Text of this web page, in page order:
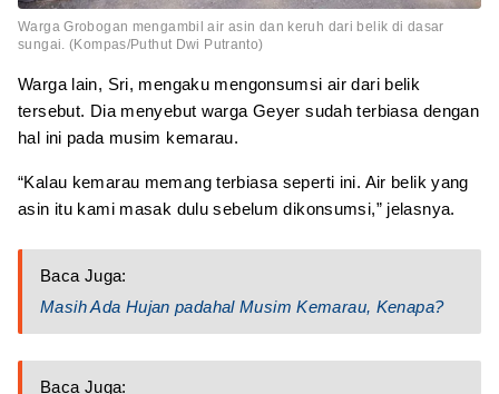
Warga Grobogan mengambil air asin dan keruh dari belik di dasar
sungai. (Kompas/Puthut Dwi Putranto)
Warga lain, Sri, mengaku mengonsumsi air dari belik
tersebut. Dia menyebut warga Geyer sudah terbiasa dengan
hal ini pada musim kemarau.
“Kalau kemarau memang terbiasa seperti ini. Air belik yang
asin itu kami masak dulu sebelum dikonsumsi,” jelasnya.
Baca Juga:
Masih Ada Hujan padahal Musim Kemarau, Kenapa?
Baca Juga: